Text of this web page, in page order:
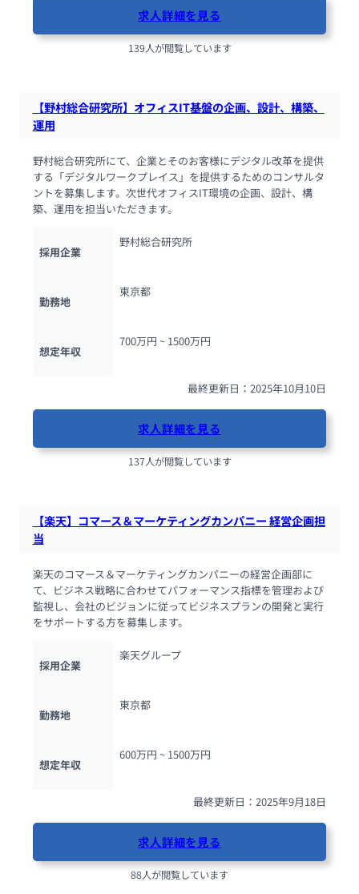
求人詳細を見る
139人が閲覧しています
【野村総合研究所】オフィスIT基盤の企画、設計、構築、
運用
野村総合研究所にて、企業とそのお客様にデジタル改革を提供
する「デジタルワークプレイス」を提供するためのコンサルタ
ントを募集します。次世代オフィスIT環境の企画、設計、構
築、運用を担当いただきます。
採用企業
野村総合研究所
勤務地
東京都
想定年収
700万円 ~ 1500万円
最終更新日：2025年10月10日
求人詳細を見る
137人が閲覧しています
【楽天】コマース＆マーケティングカンパニー 経営企画担
当
楽天のコマース＆マーケティングカンパニーの経営企画部に
て、ビジネス戦略に合わせてパフォーマンス指標を管理および
監視し、会社のビジョンに従ってビジネスプランの開発と実行
をサポートする方を募集します。
採用企業
楽天グループ
勤務地
東京都
想定年収
600万円 ~ 1500万円
最終更新日：2025年9月18日
求人詳細を見る
88人が閲覧しています